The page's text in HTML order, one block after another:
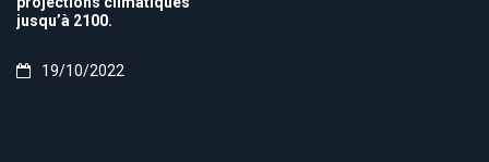
jusqu’à 2100.
19/10/2022